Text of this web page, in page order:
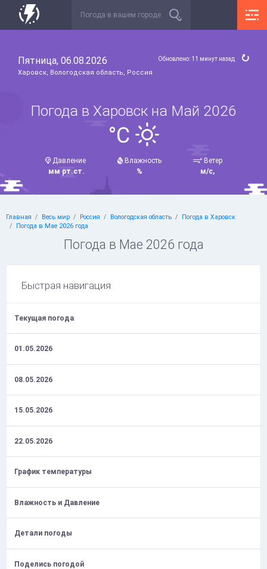
Пятница, 06.08.2026
Харовск, Вологодская область, Россия
Обновлено: 11 минут назад
Погода в Харовск на Май 2026
°C
Давление
мм рт.ст.
Влажность
%
Ветер
м/с,
Главная Весь мир Россия Вологодская область
Погода в Харовск
Погода в Мае 2026 года
Погода в Мае 2026 года
Быстрая навигация
Текущая погода
01.05.2026
08.05.2026
15.05.2026
22.05.2026
График температуры
Влажность и Давление
Детали погоды
Поделись погодой